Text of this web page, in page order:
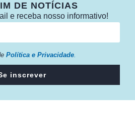
DE NOTÍCIAS
e receba nosso informativo!
Política e Privacidade
inscrever